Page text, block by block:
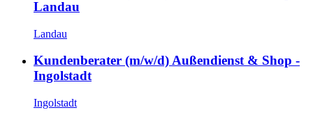
Landau
Landau
Kundenberater (m/w/d) Außendienst & Shop -
Ingolstadt
Ingolstadt